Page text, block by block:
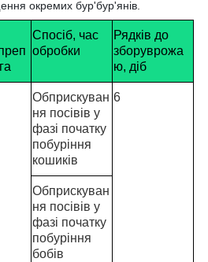
окремих бур'бур'янів.
Спосіб, час
обробки
Рядків до
зборуврожа
ю, діб
Обприскуван
ня посівів у
фазі початку
побуріння
кошиків
6
Обприскуван
ня посівів у
фазі початку
побуріння
бобів